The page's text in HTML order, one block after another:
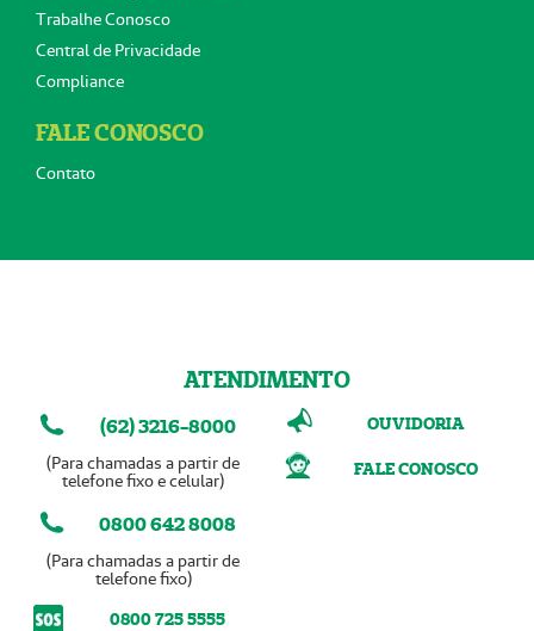
Trabalhe Conosco
Central de Privacidade
Compliance
FALE CONOSCO
Contato
ATENDIMENTO
(62) 3216-8000
(Para chamadas a partir de
telefone fixo e celular)
0800 642 8008
(Para chamadas a partir de
telefone fixo)
0800 725 5555
OUVIDORIA
FALE CONOSCO